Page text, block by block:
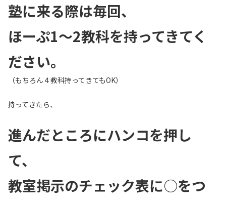
塾に来る際は毎回、
ほーぷ1〜2教科を持ってきてく
ださい。
（もちろん４教科持ってきてもOK）
持ってきたら、
進んだところにハンコを押し
て、
教室掲示のチェック表に○をつ